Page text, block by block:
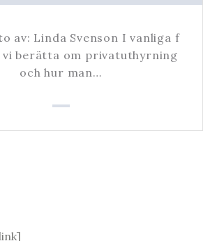
av: Linda Svenson I vanliga f
vi berätta om privatuthyrning
och hur man…